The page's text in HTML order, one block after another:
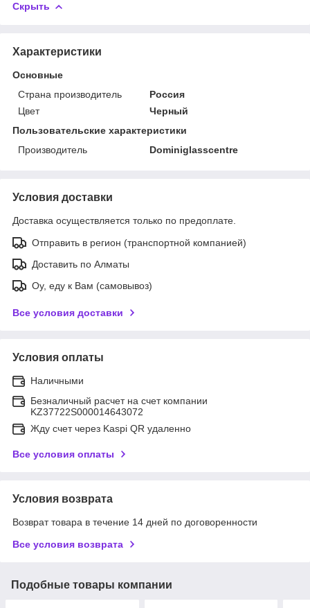
Скрыть
Характеристики
Основные
Страна производитель
Россия
Цвет
Черный
Пользовательские характеристики
Производитель
Dominiglasscentre
Условия доставки
Доставка осуществляется только по предоплате.
Отправить в регион (транспортной компанией)
Доставить по Алматы
Оу, еду к Вам (самовывоз)
Все условия доставки
Условия оплаты
Наличными
Безналичный расчет на счет компании
KZ37722S000014643072
Жду счет через Kaspi QR удаленно
Все условия оплаты
Условия возврата
Возврат товара в течение 14 дней по договоренности
Все условия возврата
Подобные товары компании